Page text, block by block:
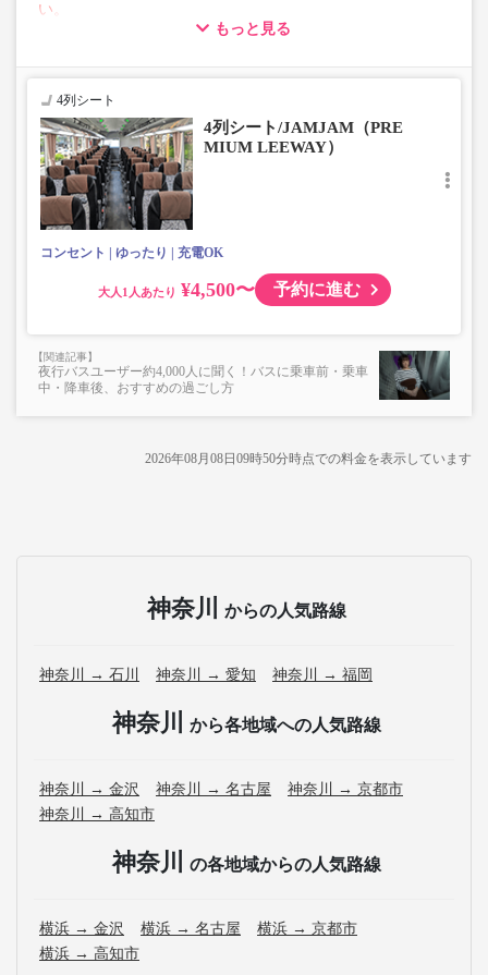
い。
■トランクにてお預かりできる荷物
・3辺合計160cm以内、かつ10kg以下のものをおひとり様1
■お預かりできない荷物（貴重品以外は車内持ち込みも不
可）
楽器・自転車（折りたたみ含む）・ボード等の大きな荷
物、壊れ物、危険物、貴重品、ペット、
上記「トランクにてお預かりできる荷物」の条件を満たさ
もっと見る
4列シート
4列シート/JAMJAM（PRE
MIUM LEEWAY）
コンセント ゆったり 充電OK
大人 ¥4,500〜 予約に進む
夜行バスユーザー約4,000人に聞く！バスに乗車前・乗車
中・降車後、おすすめの過ごし方
2026年08月08日09時50分時点での料金を表示しています
神奈川 からの人気路線
神奈川 → 石川 神奈川 → 愛知 神奈川 → 福岡
神奈川 から各地域への人気路線
神奈川 → 金沢 神奈川 → 名古屋
神奈川 → 京都市
神奈川 → 高知市
神奈川 の各地域からの人気路線
横浜 → 金沢 横浜 → 名古屋
横浜 → 京都市
横浜 → 高知市